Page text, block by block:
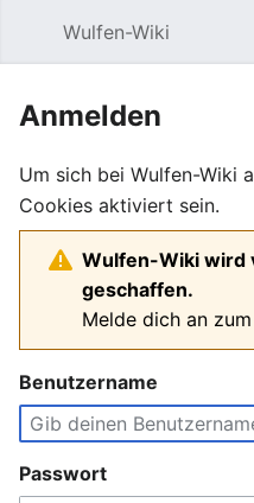
Wulfen-Wiki
Anmelden
Um sich bei Wulfen-Wiki
Cookies aktiviert sein.
Wulfen-Wiki wird
geschaffen.
Melde dich an
Benutzername
Passwort